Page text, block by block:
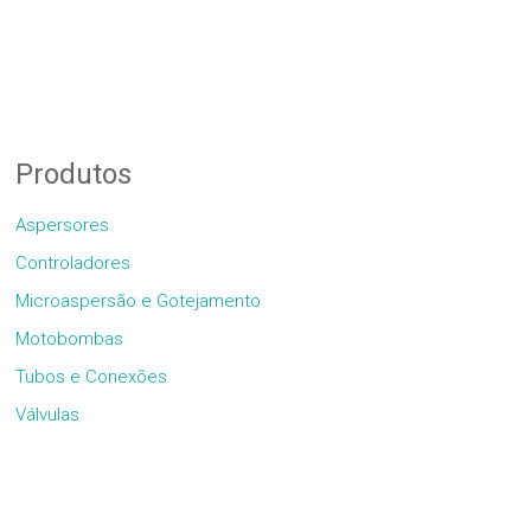
Produtos
Aspersores
Controladores
Microaspersão e Gotejamento
Motobombas
Tubos e Conexões
Válvulas